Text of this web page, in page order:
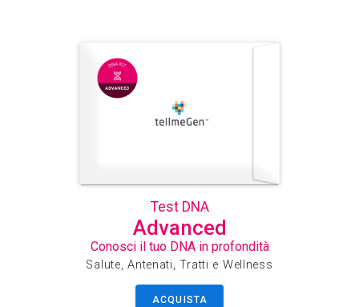
Test DNA
Advanced
Conosci il tuo DNA in profondità
Salute, Antenati, Tratti e Wellness
ACQUISTA